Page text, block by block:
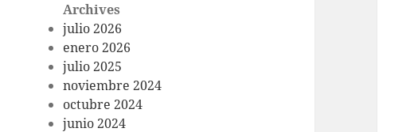
Archives
julio 2026
enero 2026
julio 2025
noviembre 2024
octubre 2024
junio 2024